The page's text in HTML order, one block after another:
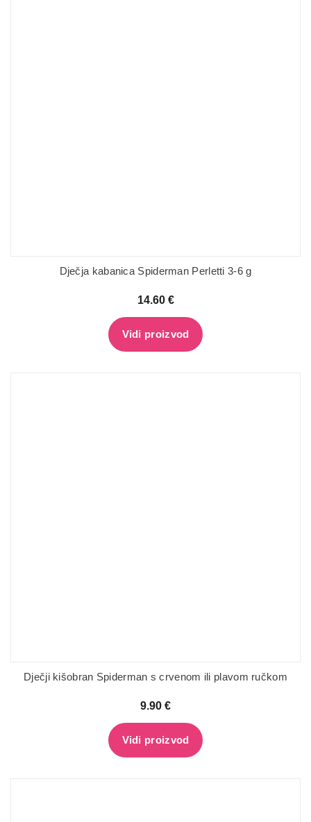
Dječja kabanica Spiderman Perletti 3-6 g
14.60 €
Vidi proizvod
Dječji kišobran Spiderman s crvenom ili plavom ručkom
9.90 €
Vidi proizvod